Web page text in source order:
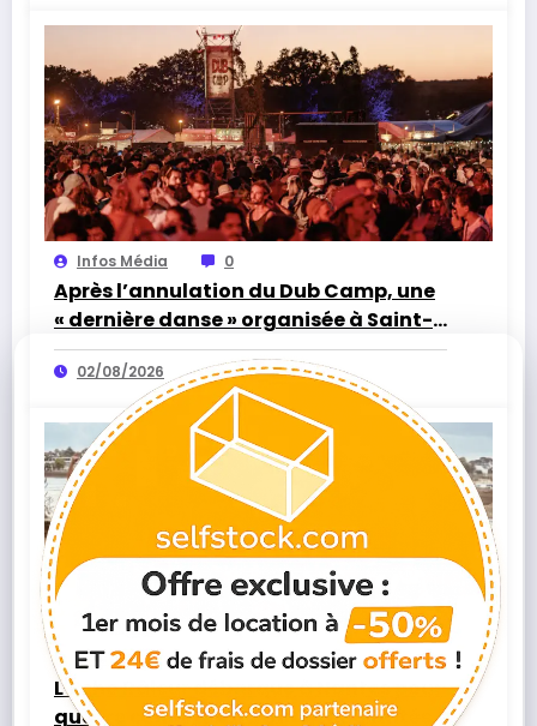
Infos Média 0
Après l’annulation du Dub Camp, une
« dernière danse » organisée à Saint-
Herblain
02/08/2026
Infos Média 0
L’Écho Râleur débarque à Nantes pour
quatre concerts gratuits et déjantés